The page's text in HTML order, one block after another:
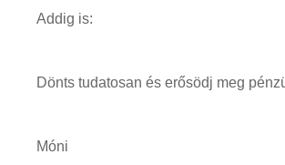
Addig is:
Dönts tudatosan és erősödj meg
Móni